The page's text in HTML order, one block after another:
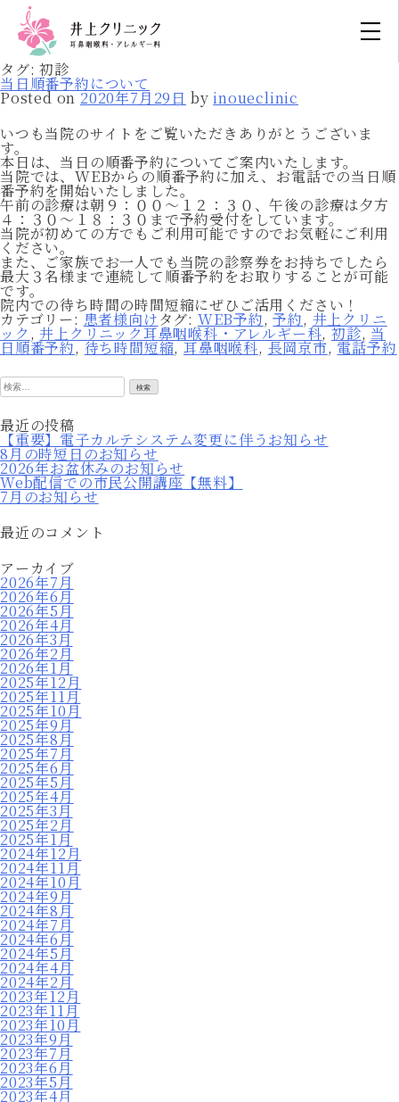
タグ:初診
当日順番予約について
Posted on2020年7月29日 byinoueclinic
いつも当院のサイトをご覧いただきありがとうございま
す。
本日は、当日の順番予約についてご案内いたします。
当院では、WEBからの順番予約に加え、お電話での当日順
番予約を開始いたしました。
午前の診療は朝９：００～１２：３０、午後の診療は夕方
４：３０～１８：３０まで予約受付をしています。
当院が初めての方でもご利用可能ですのでお気軽にご利用
ください。
また、ご家族でお一人でも当院の診察券をお持ちでしたら
最大３名様まで連続して順番予約をお取りすることが可能
です。
院内での待ち時間の時間短縮にぜひご活用ください！
カテゴリー: 患者様向けタグ: WEB予約,予約, 井上クリニ
ック ,井上クリニック耳鼻咽喉科・アレルギー科,初診,当
日順番予約,待ち時間短縮,耳鼻咽喉科,長岡京市,電話予約
検
索:
最近の投稿
【重要】電子カルテシステム変更に伴うお知らせ
8月の時短日のお知らせ
2026年お盆休みのお知らせ
Web配信での市民公開講座【無料】
7月のお知らせ
最近のコメント
アーカイブ
2026年7月
2026年6月
2026年5月
2026年4月
2026年3月
2026年2月
2026年1月
2025年12月
2025年11月
2025年10月
2025年9月
2025年8月
2025年7月
2025年6月
2025年5月
2025年4月
2025年3月
2025年2月
2025年1月
2024年12月
2024年11月
2024年10月
2024年9月
2024年8月
2024年7月
2024年6月
2024年5月
2024年4月
2024年2月
2023年12月
2023年11月
2023年10月
2023年9月
2023年7月
2023年6月
2023年5月
2023年4月